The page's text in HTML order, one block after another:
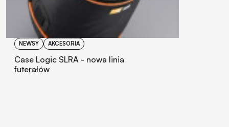
NEWSY AKCESORIA
Case Logic SLRA - nowa linia
futerałów